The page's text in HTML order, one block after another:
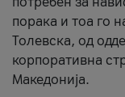
порака и тоа го
Толевска, од
корпоративна
Македонија.